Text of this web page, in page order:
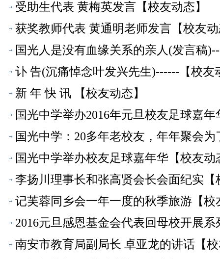
受助生代表 黄梅英发言【校友动态】
获奖教师代表 黄通明老师发言【校友
国光人是没有血缘关系的亲人(发言稿
讣 告(沉痛悼念叶发兴先生)------【校友
新 年 快 讯 【校友动态】
国光中学举办2016年元旦校友足球嘉
国光中学：20多年老校友，年年聚会
国光中学举办校友足球嘉年华【校友动
李扬川理事长和张高贤会长会面纪实【
记芙蓉同乡会一年一度的秋季旅游【校
2016元旦感恩基金会代表回母校开展
南安市教育局副局长 卓亚龙的讲话【